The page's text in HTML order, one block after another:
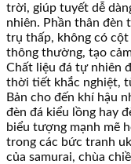
trời, giúp tuyết dễ
nhiên. Phần thân đèn
trụ thấp, không có
thông thường, tạo
Chất liệu đá tự nhiên
thời tiết khắc nghiệt,
Bản cho đến khí hậu
đèn đá kiểu lồng hay
biểu tượng mạnh mẽ
trong các bức tranh
của samurai, chùa